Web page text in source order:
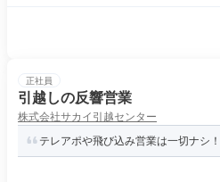
正社員
引越しの反響営業
株式会社サカイ引越センター
テレアポや飛び込み営業は一切ナシ